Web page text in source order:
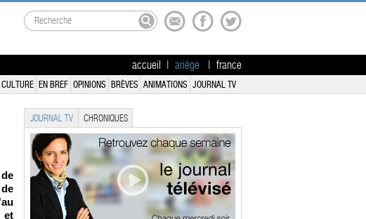
accueil ariège france
CULTURE EN BREF OPINIONS BRÈVES ANIMATIONS JOURNAL TV
et
JOURNAL TV CHRONIQUES